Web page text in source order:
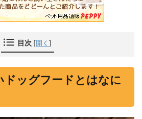
目次 [開く ]
ドッグフードとはなに